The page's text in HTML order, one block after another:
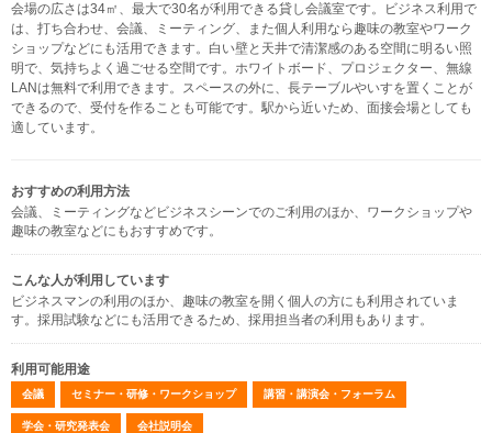
会場の広さは34㎡、最大で30名が利用できる貸し会議室です。ビジネス利用で
は、打ち合わせ、会議、ミーティング、また個人利用なら趣味の教室やワーク
ショップなどにも活用できます。白い壁と天井で清潔感のある空間に明るい照
明で、気持ちよく過ごせる空間です。ホワイトボード、プロジェクター、無線
LANは無料で利用できます。スペースの外に、長テーブルやいすを置くことが
できるので、受付を作ることも可能です。駅から近いため、面接会場としても
適しています。
おすすめの利用方法
会議、ミーティングなどビジネスシーンでのご利用のほか、ワークショップや
趣味の教室などにもおすすめです。
こんな人が利用しています
ビジネスマンの利用のほか、趣味の教室を開く個人の方にも利用されていま
す。採用試験などにも活用できるため、採用担当者の利用もあります。
利用可能用途
会議 セミナー・研修・ワークショップ 講習・講演会・フォーラム
学会・研究発表会 会社説明会